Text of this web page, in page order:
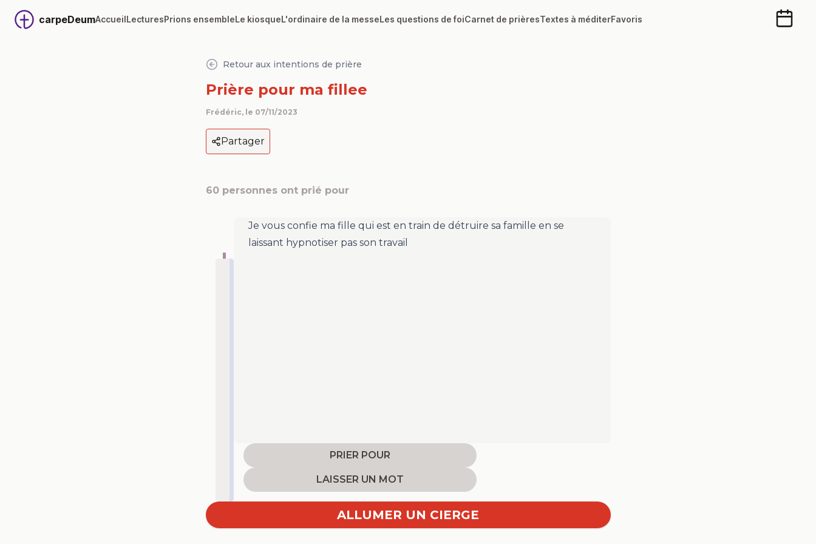
carpeDeumAccueilLecturesPrions ensembleLe kiosqueL'ordinaire de la messeLes questions de foiCarnet de prièresTextes à méditerFavoris
Retour aux intentions de prière
Prière pour ma fillee
Frédéric, le 07/11/2023
Partager
60 personnes ont prié pour
Je vous confie ma fille qui est en train de détruire sa famille en se
laissant hypnotiser pas son travail
PRIER POUR
LAISSER UN MOT
ALLUMER UN CIERGE